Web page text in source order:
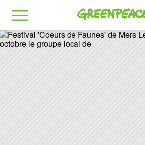
Greenpeace
MENU